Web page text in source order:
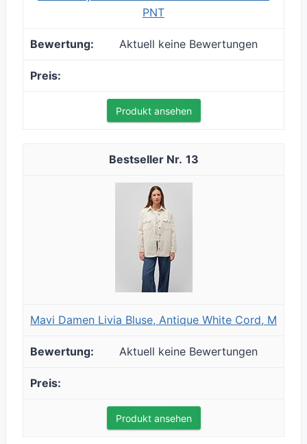
PNT
Aktuell keine Bewertungen
Produkt ansehen
13
Mavi Damen Livia Bluse, Antique White Cord, M
Aktuell keine Bewertungen
Produkt ansehen